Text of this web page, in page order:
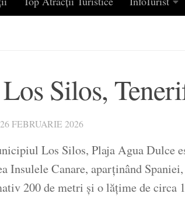
Silos,
26 FEBRUARIE 2026
Los Silos, Plaja Agua Dulce
Insulele Canare, aparținând
200 de metri și o lățime de